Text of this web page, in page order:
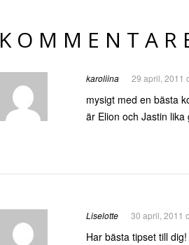
karoliina 29 april, 2011
mysigt med en bästa
är Elion och Jastin lika
Liselotte 30 april, 2011
Har bästa tipset till